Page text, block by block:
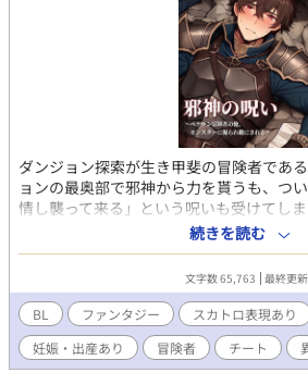
ダンジョン探索が生き甲斐の冒険者であ
ョンの最奥部で邪神から力を貰うも、つ
情し襲って来る」という呪いも受けてし
付けされまくりの「俺」は更に妊娠す
ター姦、排泄、男性妊娠・出産、レイプ
続きを読む
文字数 65,763 最終更
BL ファンタジー スカトロ表現あり
妊娠・出産あり
冒険者 チート